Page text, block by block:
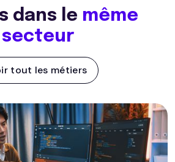
dans le même
secteur
tout les métiers